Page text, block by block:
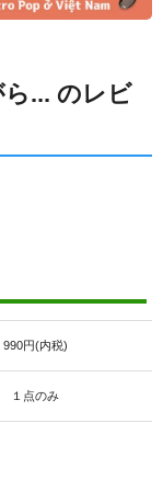
ら... のレビ
990円(内税)
１点のみ